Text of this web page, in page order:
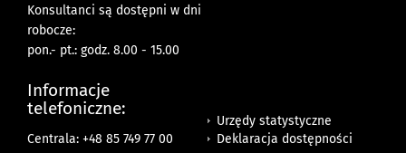
Konsultanci są dostępni w dni
robocze:
pon.- pt.: godz. 8.00 - 15.00
Informacje
telefoniczne:
Centrala: +48 85 749 77 00
Urzędy statystyczne
Deklaracja dostępności